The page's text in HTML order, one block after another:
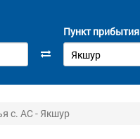
Пункт прибытия
с. АС - Якшур